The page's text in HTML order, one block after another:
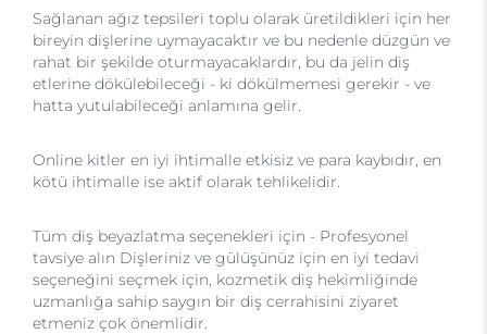
Sağlanan ağız tepsileri toplu olarak üretildikleri için her
bireyin dişlerine uymayacaktır ve bu nedenle düzgün ve
rahat bir şekilde oturmayacaklardır, bu da jelin diş
etlerine dökülebileceği - ki dökülmemesi gerekir - ve
hatta yutulabileceği anlamına gelir.
Online kitler en iyi ihtimalle etkisiz ve para kaybıdır, en
kötü ihtimalle ise aktif olarak tehlikelidir.
Tüm diş beyazlatma seçenekleri için - Profesyonel
tavsiye alın Dişleriniz ve gülüşünüz için en iyi tedavi
seçeneğini seçmek için, kozmetik diş hekimliğinde
uzmanlığa sahip saygın bir diş cerrahisini ziyaret
etmeniz çok önemlidir.